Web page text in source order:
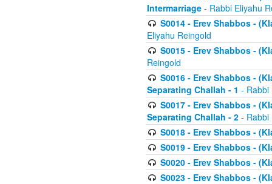
Intermarriage - Rabbi Eliyahu
S0014 - Erev Shabbos -
Eliyahu Reingold
S0015 - Erev Shabbos -
Reingold
S0016 - Erev Shabbos -
Separating Challah - 1 - Rabbi
S0017 - Erev Shabbos -
Separating Challah - 2 - Rabbi
S0018 - Erev Shabbos -
S0019 - Erev Shabbos -
S0020 - Erev Shabbos -
S0023 - Erev Shabbos -